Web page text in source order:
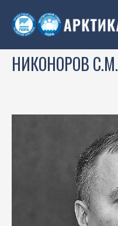
НИКОНОРОВ С.М.